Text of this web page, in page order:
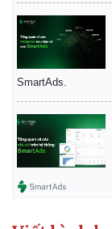
Khởi nghiệp
SmartAds.